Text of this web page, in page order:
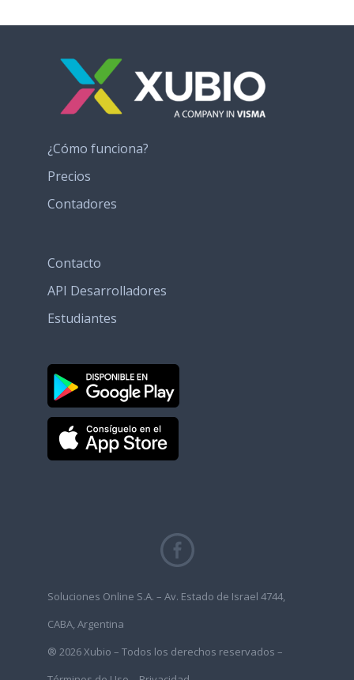
¿Cómo funciona?
Precios
Contadores
Contacto
API Desarrolladores
Estudiantes
Soluciones Online S.A. – Av. Estado de Israel 4744,
CABA, Argentina
® 2026 Xubio – Todos los derechos reservados –